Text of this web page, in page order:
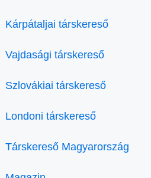
Kárpátaljai társkereső
Vajdasági társkereső
Szlovákiai társkereső
Londoni társkereső
Társkereső Magyarország